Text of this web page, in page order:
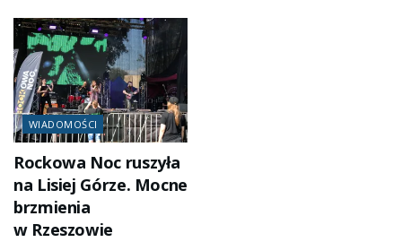
WIADOMOŚCI
Rockowa Noc ruszyła
na Lisiej Górze. Mocne
brzmienia
w Rzeszowie